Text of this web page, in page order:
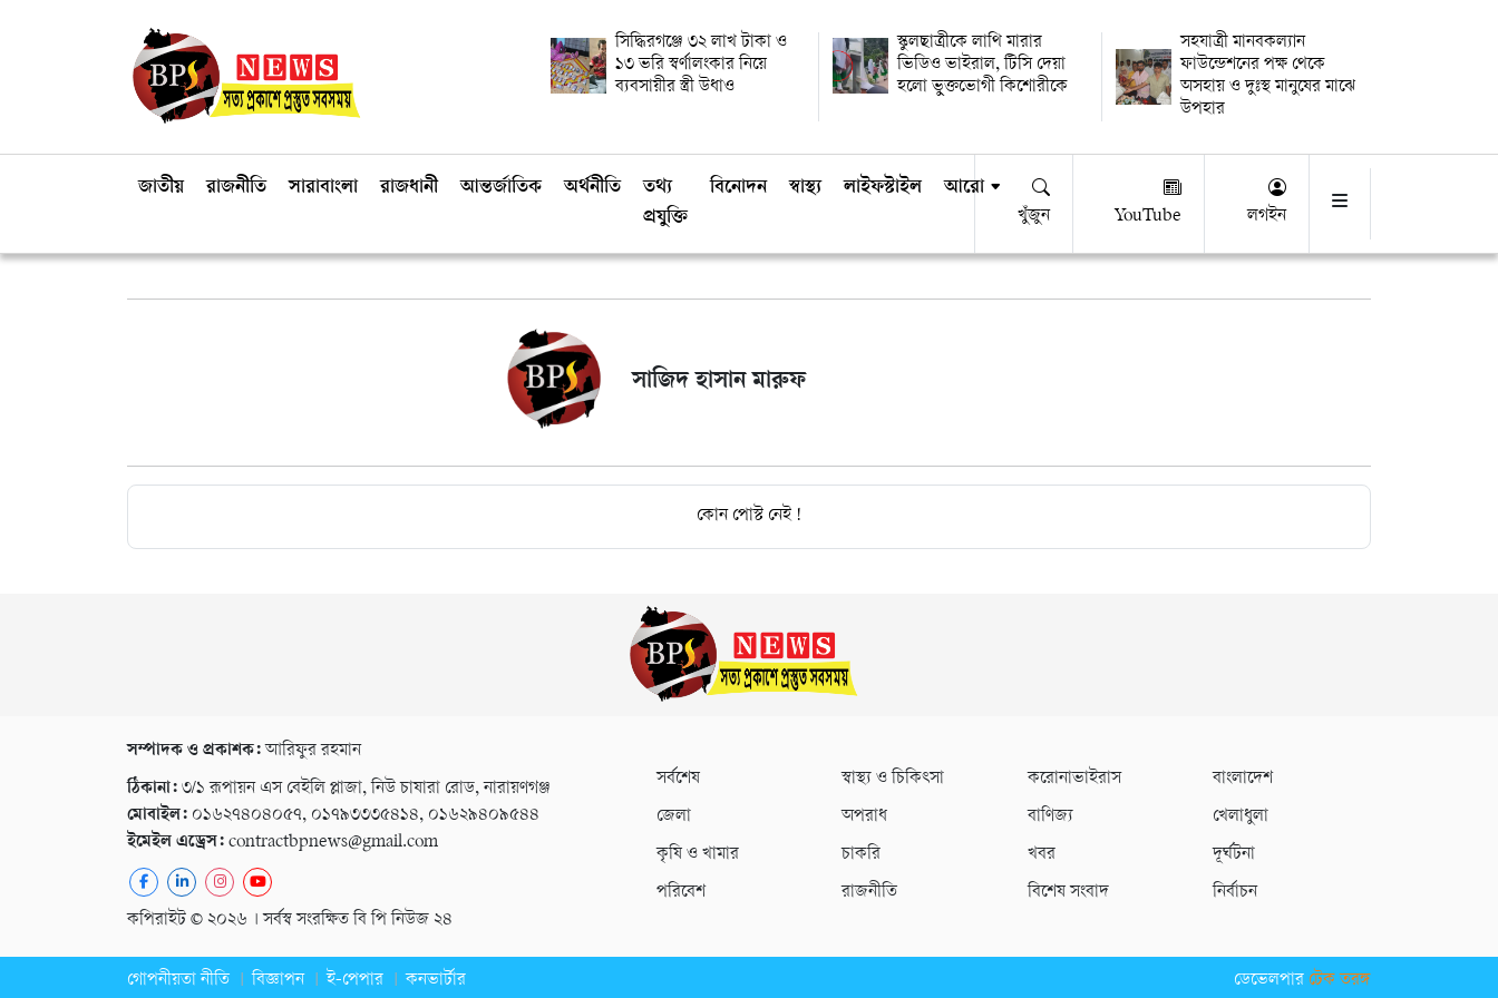
সিদ্ধিরগঞ্জে ৩২ লাখ টাকা ও
১৩ ভরি স্বর্ণালংকার নিয়ে
ব্যবসায়ীর স্ত্রী উধাও
স্কুলছাত্রীকে লাথি মারার
ভিডিও ভাইরাল, টিসি দেয়া
হলো ভুক্তভোগী কিশোরীকে
সহযাত্রী মানবকল্যান
ফাউন্ডেশনের পক্ষ থেকে
অসহায় ও দুঃস্থ মানুষের মাঝে
উপহার
জাতীয় রাজনীতি সারাবাংলা রাজধানী আন্তর্জাতিক অর্থনীতি
তথ্য
প্রযুক্তি
বিনোদন স্বাস্থ্য লাইফস্টাইল আরো
খুঁজুন YouTube লগইন
সাজিদ হাসান মারুফ
কোন পোস্ট নেই !
সম্পাদক ও প্রকাশক:আরিফুর রহমান
ঠিকানা: ৩/১ রূপায়ন এস বেইলি প্লাজা, নিউ চাষারা রোড, নারায়ণগঞ্জ
মোবাইল: ০১৬২৭৪০৪০৫৭, ০১৭৯৩৩৩৫৪১৪, ০১৬২৯৪০৯৫৪৪
ইমেইল এড্রেস: contractbpnews@gmail.com
কপিরাইট © ২০২৬ । সর্বস্ব সংরক্ষিত বি পি নিউজ ২৪
সর্বশেষ স্বাস্থ্য ও চিকিৎসা করোনাভাইরাস
বাংলাদেশ
জেলা
অপরাধ বাণিজ্য
খেলাধুলা
কৃষি ও খামার
চাকরি খবর
দূর্ঘটনা
পরিবেশ
রাজনীতি বিশেষ সংবাদ নির্বাচন
গোপনীয়তা নীতি বিজ্ঞাপন ই-পেপার কনভার্টার ডেভেলপার টেক তরঙ্গ